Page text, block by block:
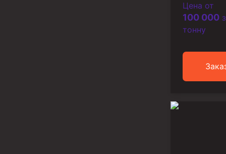
Цена от
100 000
тонну